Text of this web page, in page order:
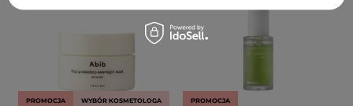
PROMOCJA WYBÓR KOSMETOLOGA PROMOCJA